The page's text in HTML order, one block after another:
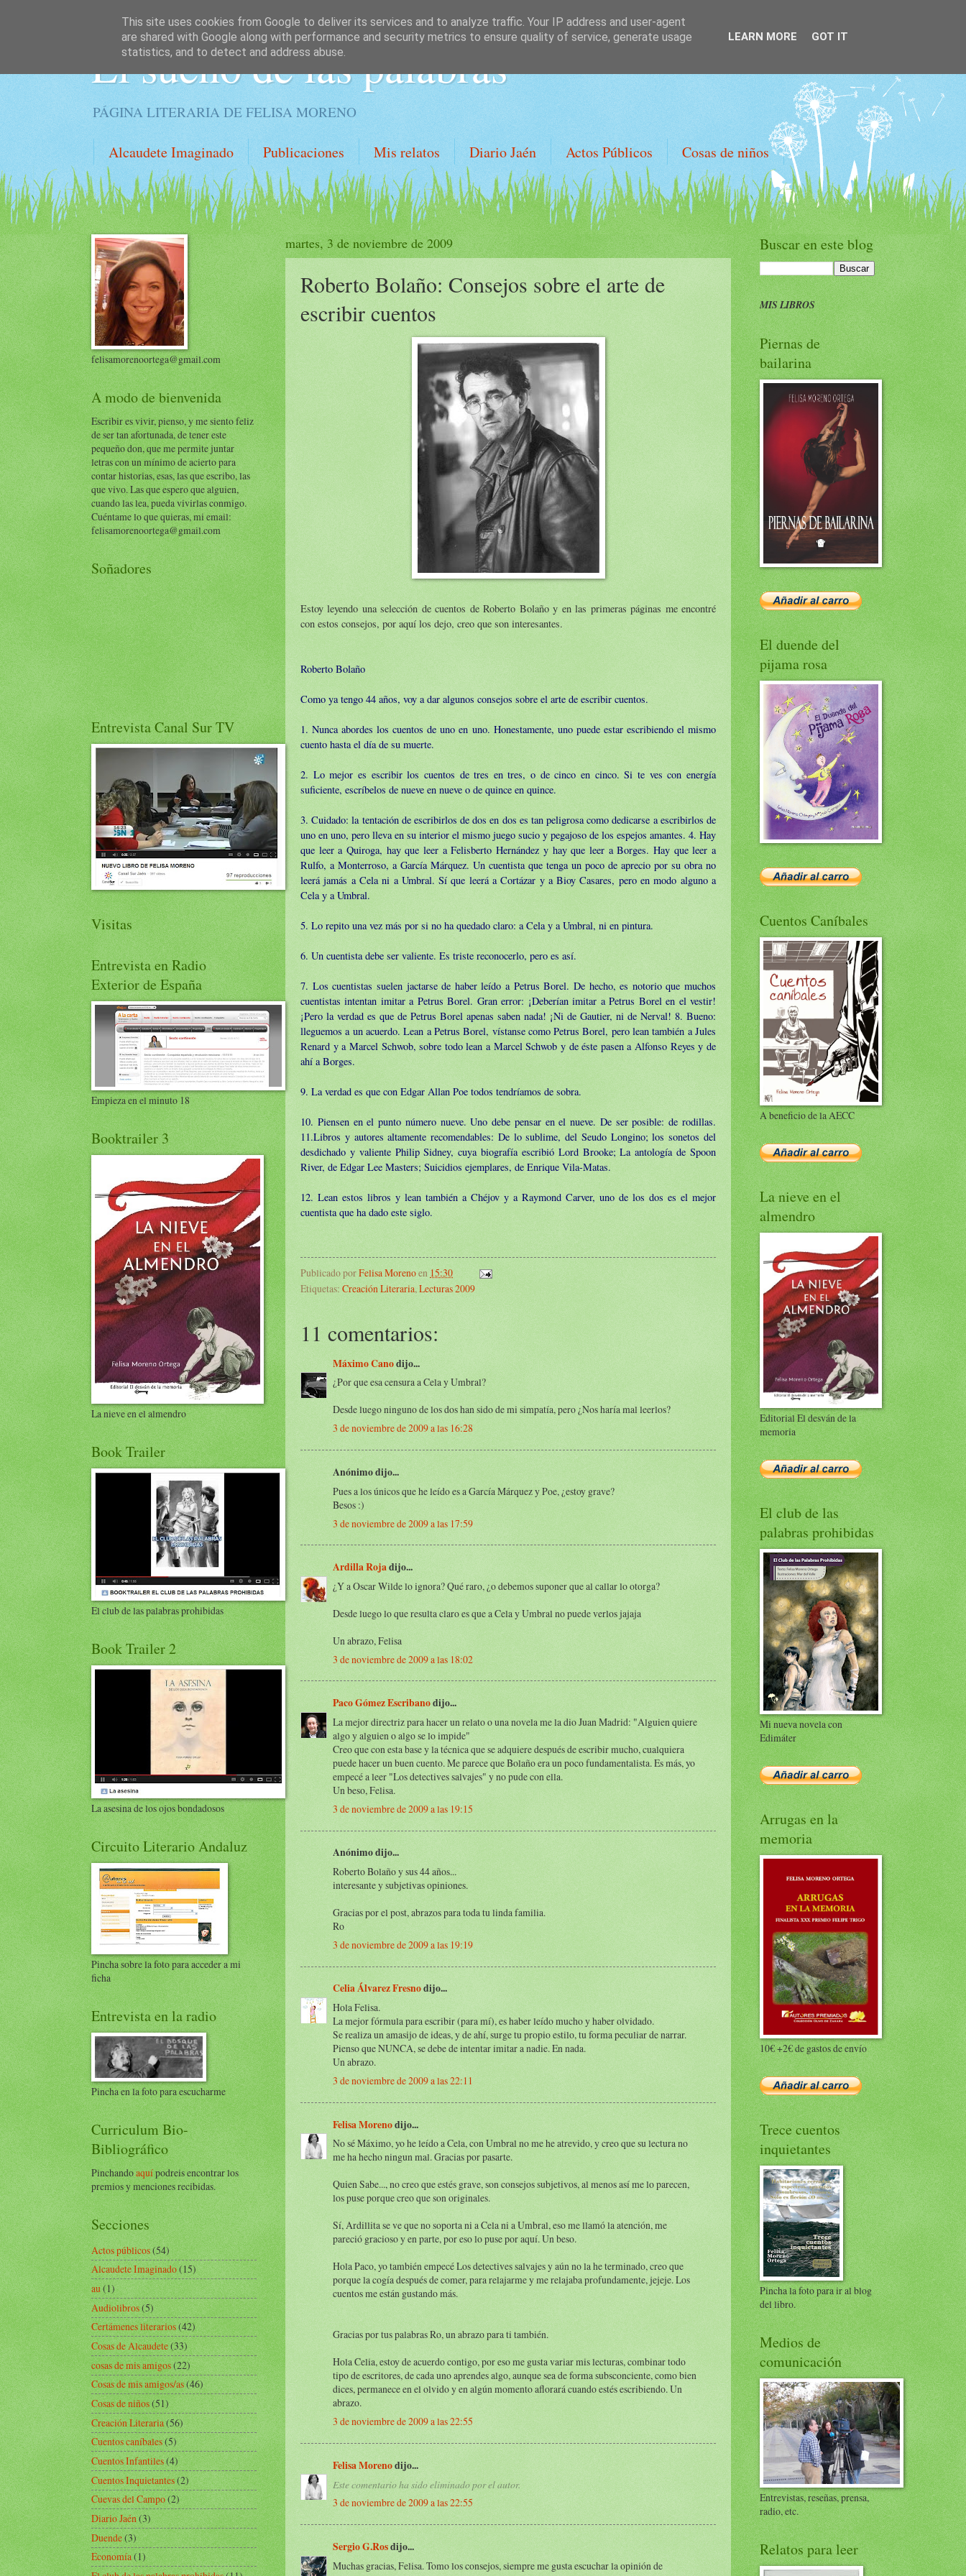
El sueño de las palabras
PÁGINA LITERARIA DE FELISA MORENO
Alcaudete Imaginado Publicaciones Mis relatos Diario Jaén Actos Públicos Cosas de niños
martes, 3 de noviembre de 2009
Roberto Bolaño: Consejos sobre el arte de
escribir cuentos
Estoy leyendo una selección de cuentos de Roberto Bolaño y en las primeras páginas me encontré
con estos consejos, por aquí los dejo, creo que son interesantes.
Roberto Bolaño
Como ya tengo 44 años, voy a dar algunos consejos sobre el arte de escribir cuentos.
1. Nunca abordes los cuentos de uno en uno. Honestamente, uno puede estar escribiendo el mismo
cuento hasta el día de su muerte.
2. Lo mejor es escribir los cuentos de tres en tres, o de cinco en cinco. Si te ves con energía
suficiente, escríbelos de nueve en nueve o de quince en quince.
3. Cuidado: la tentación de escribirlos de dos en dos es tan peligrosa como dedicarse a escribirlos de
uno en uno, pero lleva en su interior el mismo juego sucio y pegajoso de los espejos amantes. 4. Hay
que leer a Quiroga, hay que leer a Felisberto Hernández y hay que leer a Borges. Hay que leer a
Rulfo, a Monterroso, a García Márquez. Un cuentista que tenga un poco de aprecio por su obra no
leerá jamás a Cela ni a Umbral. Sí que leerá a Cortázar y a Bioy Casares, pero en modo alguno a
Cela y a Umbral.
5. Lo repito una vez más por si no ha quedado claro: a Cela y a Umbral, ni en pintura.
6. Un cuentista debe ser valiente. Es triste reconocerlo, pero es así.
7. Los cuentistas suelen jactarse de haber leído a Petrus Borel. De hecho, es notorio que muchos
cuentistas intentan imitar a Petrus Borel. Gran error: ¡Deberían imitar a Petrus Borel en el vestir!
¡Pero la verdad es que de Petrus Borel apenas saben nada! ¡Ni de Gautier, ni de Nerval! 8. Bueno:
lleguemos a un acuerdo. Lean a Petrus Borel, vístanse como Petrus Borel, pero lean también a Jules
Renard y a Marcel Schwob, sobre todo lean a Marcel Schwob y de éste pasen a Alfonso Reyes y de
ahí a Borges.
9. La verdad es que con Edgar Allan Poe todos tendríamos de sobra.
10. Piensen en el punto número nueve. Uno debe pensar en el nueve. De ser posible: de rodillas.
11.Libros y autores altamente recomendables: De lo sublime, del Seudo Longino; los sonetos del
desdichado y valiente Philip Sidney, cuya biografía escribió Lord Brooke; La antología de Spoon
River, de Edgar Lee Masters; Suicidios ejemplares, de Enrique Vila-Matas.
12. Lean estos libros y lean también a Chéjov y a Raymond Carver, uno de los dos es el mejor
cuentista que ha dado este siglo.
Publicado porFelisa Morenoen 15:30
Etiquetas: Creación Literaria, Lecturas 2009
11 comentarios:
Máximo Canodijo...
¿Por que esa censura a Cela y Umbral?
Desde luego ninguno de los dos han sido de mi simpatía, pero ¿Nos haría mal leerlos?
3 de noviembre de 2009 a las 16:28
Anónimo dijo...
Pues a los únicos que he leído es a García Márquez y Poe, ¿estoy grave?
Besos :)
3 de noviembre de 2009 a las 17:59
Ardilla Rojadijo...
¿Y a Oscar Wilde lo ignora? Qué raro, ¿o debemos suponer que al callar lo otorga?
Desde luego lo que resulta claro es que a Cela y Umbral no puede verlos jajaja
Un abrazo, Felisa
3 de noviembre de 2009 a las 18:02
Paco Gómez Escribanodijo...
La mejor directriz para hacer un relato o una novela me la dio Juan Madrid: "Alguien quiere
algo y alguien o algo se lo impide"
Creo que con esta base y la técnica que se adquiere después de escribir mucho, cualquiera
puede hacer un buen cuento. Me parece que Bolaño era un poco fundamentalista. Es más, yo
empecé a leer "Los detectives salvajes" y no pude con ella.
Un beso, Felisa.
3 de noviembre de 2009 a las 19:15
Anónimo dijo...
Roberto Bolaño y sus 44 años...
interesante y subjetivas opiniones.
Gracias por el post, abrazos para toda tu linda familia.
Ro
3 de noviembre de 2009 a las 19:19
Celia Álvarez Fresnodijo...
Hola Felisa.
La mejor fórmula para escribir (para mí), es haber leído mucho y haber olvidado.
Se realiza un amasijo de ideas, y de ahí, surge tu propio estilo, tu forma peculiar de narrar.
Pienso que NUNCA, se debe de intentar imitar a nadie. En nada.
Un abrazo.
3 de noviembre de 2009 a las 22:11
Felisa Morenodijo...
No sé Máximo, yo he leído a Cela, con Umbral no me he atrevido, y creo que su lectura no
me ha hecho ningun mal. Gracias por pasarte.
Quien Sabe..., no creo que estés grave, son consejos subjetivos, al menos así me lo parecen,
los puse porque creo que son originales.
Sí, Ardillita se ve que no soporta ni a Cela ni a Umbral, eso me llamó la atención, me
pareció gracioso y en parte, por eso lo puse por aquí. Un beso.
Hola Paco, yo también empecé Los detectives salvajes y aún no la he terminado, creo que
porque la cogía después de comer, para relajarme y me relajaba profundamente, jejeje. Los
cuentos me están gustando más.
Gracias por tus palabras Ro, un abrazo para ti también.
Hola Celia, estoy de acuerdo contigo, por eso me gusta variar mis lecturas, combinar todo
tipo de escritores, de cada uno aprendes algo, aunque sea de forma subsconciente, como bien
dices, permanece en el olvido y en algún momento aflorará cuando estés escribiendo. Un
abrazo.
3 de noviembre de 2009 a las 22:55
Felisa Morenodijo...
Este comentario ha sido eliminado por el autor.
3 de noviembre de 2009 a las 22:55
Sergio G.Rosdijo...
Muchas gracias, Felisa. Tomo los consejos, siempre me gusta escuchar la opinión de
felisamorenoortega@gmail.com
A modo de bienvenida
Escribir es vivir, pienso, y me siento feliz
de ser tan afortunada, de tener este
pequeño don, que me permite juntar
letras con un mínimo de acierto para
contar historias, esas, las que escribo, las
que vivo. Las que espero que alguien,
cuando las lea, pueda vivirlas conmigo.
Cuéntame lo que quieras, mi email:
felisamorenoortega@gmail.com
Soñadores
Entrevista Canal Sur TV
Visitas
Entrevista en Radio
Exterior de España
Empieza en el minuto 18
Booktrailer 3
La nieve en el almendro
Book Trailer
El club de las palabras prohibidas
Book Trailer 2
La asesina de los ojos bondadosos
Circuito Literario Andaluz
Pincha sobre la foto para acceder a mi
ficha
Entrevista en la radio
Pincha en la foto para escucharme
Curriculum Bio-
Bibliográfico
Pinchandoaquípodreis encontrar los
premios y menciones recibidas.
Secciones
Actos públicos(54)
Alcaudete Imaginado(15)
au(1)
Audiolibros(5)
Certámenes literarios(42)
Cosas de Alcaudete(33)
cosas de mis amigos(22)
Cosas de mis amigos/as(46)
Cosas de niños(51)
Creación Literaria(56)
Cuentos caníbales(5)
Cuentos Infantiles(4)
Cuentos Inquietantes(2)
Cuevas del Campo(2)
Diario Jaén(3)
Duende(3)
Economía(1)
Buscar en este blog
MIS LIBROS
Piernas de
bailarina
El duende del
pijama rosa
Cuentos Caníbales
A beneficio de la AECC
La nieve en el
almendro
Editorial El desván de la
memoria
El club de las
palabras prohibidas
Mi nueva novela con
Edimáter
Arrugas en la
memoria
10€ +2€ de gastos de envío
Trece cuentos
inquietantes
Pincha la foto para ir al blog
del libro.
Medios de
comunicación
Entrevistas, reseñas, prensa,
radio, etc.
Relatos para leer
This site uses cookies from Google to deliver its services and to analyze traffic. Your IP address and user-agent
are shared with Google along with performance and security metrics to ensure quality of service, generate usage
statistics, and to detect and address abuse.
LEARN MORE GOT IT